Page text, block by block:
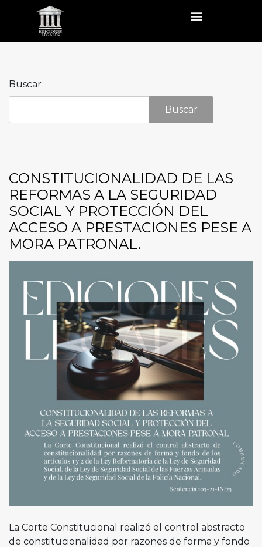
Buscar
Buscar
CONSTITUCIONALIDAD DE LAS
REFORMAS A LA SEGURIDAD
SOCIAL Y PROTECCIÓN DEL
ACCESO A PRESTACIONES PESE A
MORA PATRONAL.
La Corte Constitucional realizó el control abstracto
de constitucionalidad por razones de forma y fondo